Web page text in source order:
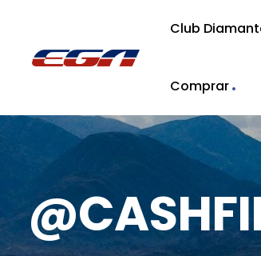
Club
Comprar